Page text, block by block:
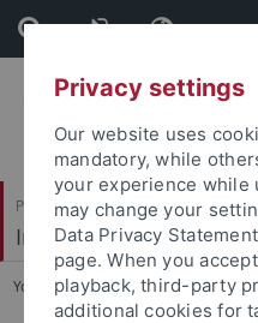
Skip
to
content
Skip
to
footer
Philosophische Fakultät
Indologie
You are here: Startseite ...
Privacy settings
Our website uses
mandatory, while
your experience while
may change your
Data Privacy
page. When you
playback, third-party
additional cookies for